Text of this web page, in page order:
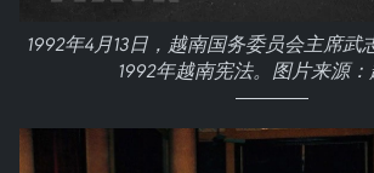
1992年4月13日，越南国务委员会主席武
1992年越南宪法。图片来源